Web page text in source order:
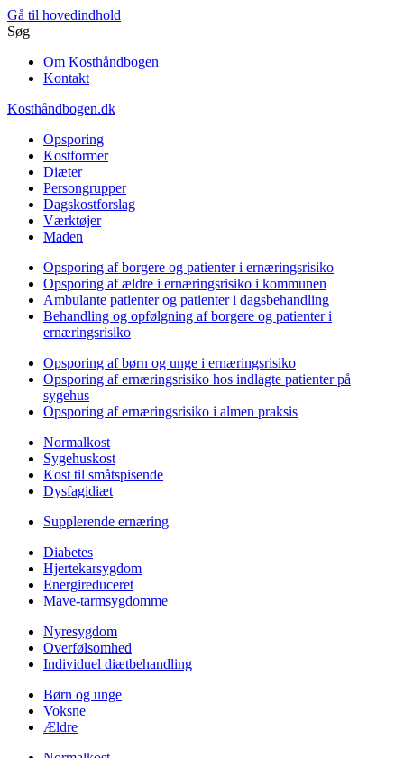
Gå til hovedindhold
Søg
Om Kosthåndbogen
Kontakt
Kosthåndbogen.dk
Opsporing
Kostformer
Diæter
Persongrupper
Dagskostforslag
Værktøjer
Maden
Opsporing af borgere og patienter i ernæringsrisiko
Opsporing af ældre i ernæringsrisiko i kommunen
Ambulante patienter og patienter i dagsbehandling
Behandling og opfølgning af borgere og patienter i
ernæringsrisiko
Opsporing af børn og unge i ernæringsrisiko
Opsporing af ernæringsrisiko hos indlagte patienter på
sygehus
Opsporing af ernæringsrisiko i almen praksis
Normalkost
Sygehuskost
Kost til småtspisende
Dysfagidiæt
Supplerende ernæring
Diabetes
Hjertekarsygdom
Energireduceret
Mave-tarmsygdomme
Nyresygdom
Overfølsomhed
Individuel diætbehandling
Børn og unge
Voksne
Ældre